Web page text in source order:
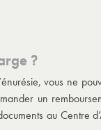
?
vous ne
un
au Centre